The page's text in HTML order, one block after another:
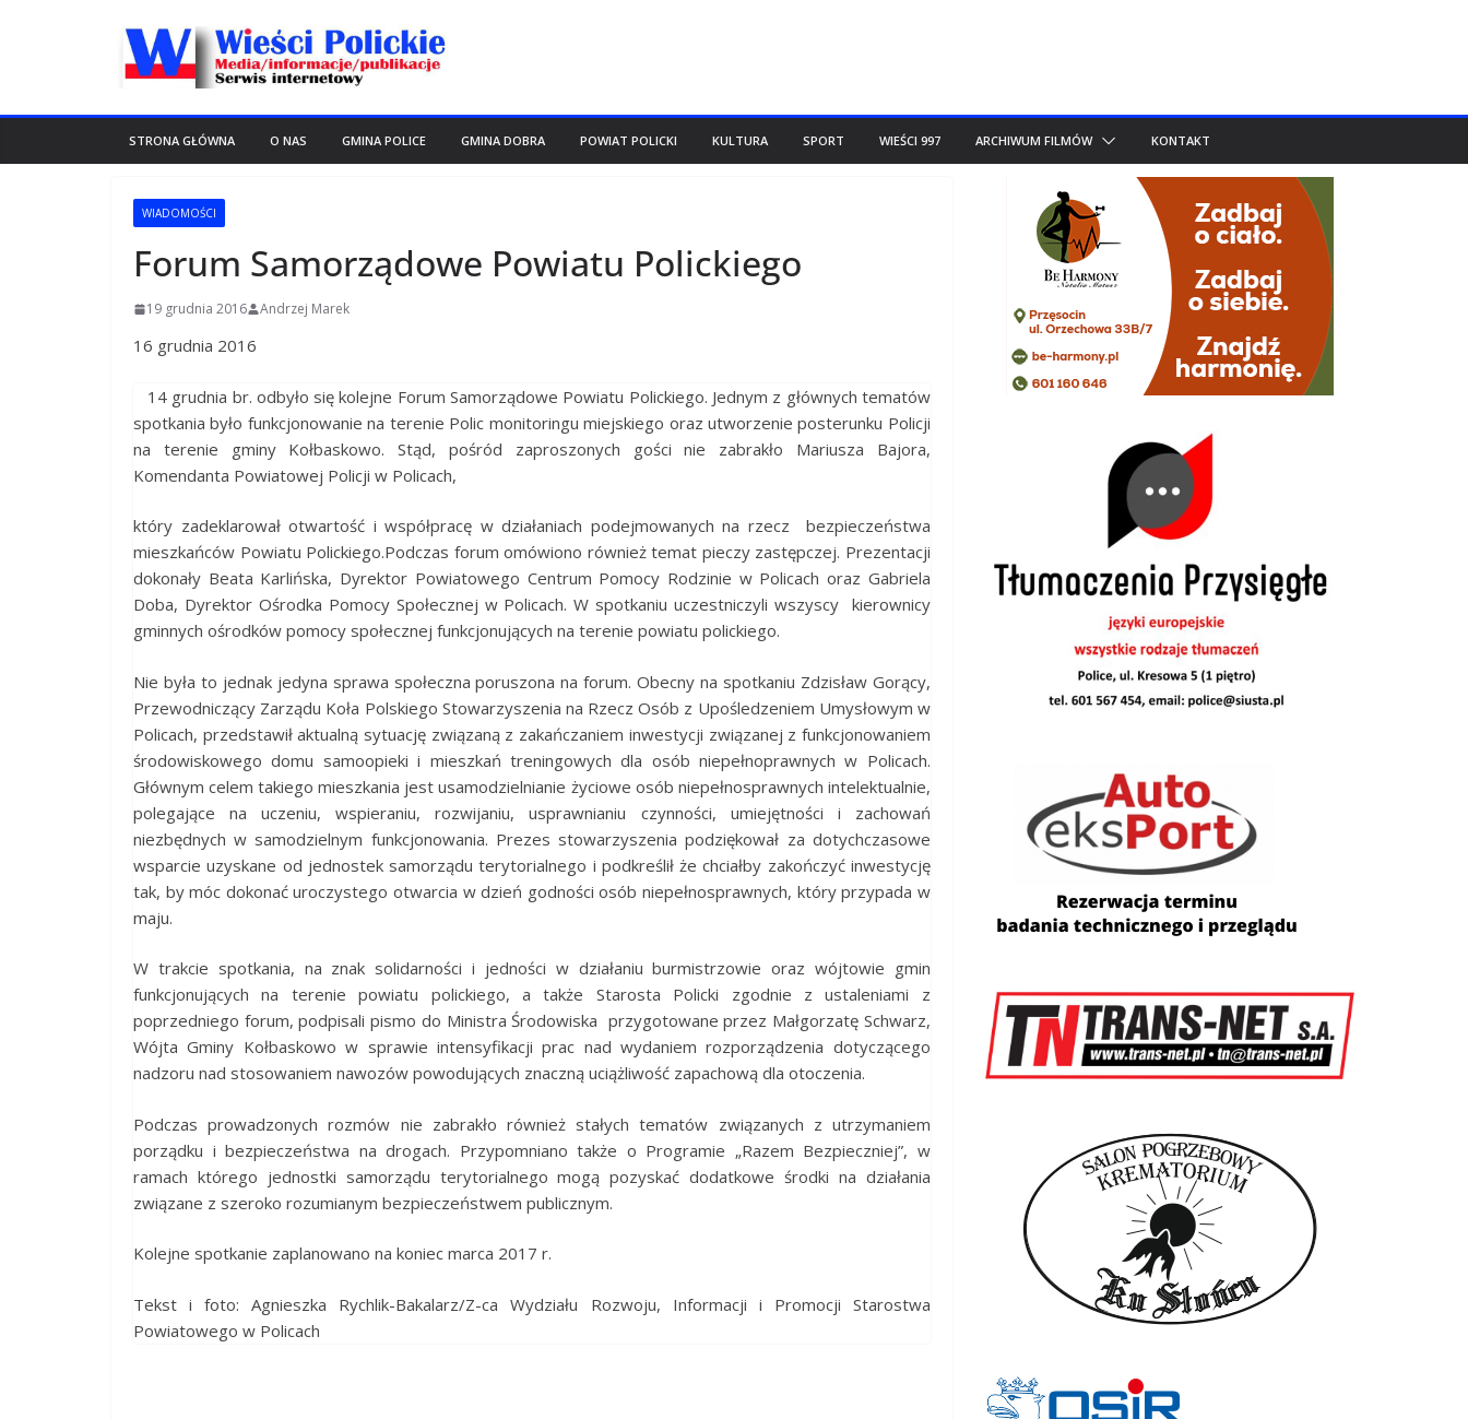
STRONA GŁÓWNA O NAS GMINA POLICE GMINA DOBRA POWIAT POLICKI KULTURA SPORT WIEŚCI 997 ARCHIWUM FILMÓW KONTAKT
WIADOMOŚCI
Forum Samorządowe Powiatu Polickiego
19 grudnia 2016 Andrzej Marek
16 grudnia 2016
14 grudnia br. odbyło się kolejne Forum Samorządowe Powiatu Polickiego. Jednym z głównych tematów
spotkania było funkcjonowanie na terenie Polic monitoringu miejskiego oraz utworzenie posterunku Policji
na terenie gminy Kołbaskowo. Stąd, pośród zaproszonych gości nie zabrakło Mariusza Bajora,
Komendanta Powiatowej Policji w Policach,
który zadeklarował otwartość i współpracę w działaniach podejmowanych na rzecz bezpieczeństwa
mieszkańców Powiatu Polickiego.Podczas forum omówiono również temat pieczy zastępczej. Prezentacji
dokonały Beata Karlińska, Dyrektor Powiatowego Centrum Pomocy Rodzinie w Policach oraz Gabriela
Doba, Dyrektor Ośrodka Pomocy Społecznej w Policach. W spotkaniu uczestniczyli wszyscy kierownicy
gminnych ośrodków pomocy społecznej funkcjonujących na terenie powiatu polickiego.
Nie była to jednak jedyna sprawa społeczna poruszona na forum. Obecny na spotkaniu Zdzisław Gorący,
Przewodniczący Zarządu Koła Polskiego Stowarzyszenia na Rzecz Osób z Upośledzeniem Umysłowym w
Policach, przedstawił aktualną sytuację związaną z zakańczaniem inwestycji związanej z funkcjonowaniem
środowiskowego domu samoopieki i mieszkań treningowych dla osób niepełnoprawnych w Policach.
Głównym celem takiego mieszkania jest usamodzielnianie życiowe osób niepełnosprawnych intelektualnie,
polegające na uczeniu, wspieraniu, rozwijaniu, usprawnianiu czynności, umiejętności i zachowań
niezbędnych w samodzielnym funkcjonowania. Prezes stowarzyszenia podziękował za dotychczasowe
wsparcie uzyskane od jednostek samorządu terytorialnego i podkreślił że chciałby zakończyć inwestycję
tak, by móc dokonać uroczystego otwarcia w dzień godności osób niepełnosprawnych, który przypada w
maju.
W trakcie spotkania, na znak solidarności i jedności w działaniu burmistrzowie oraz wójtowie gmin
funkcjonujących na terenie powiatu polickiego, a także Starosta Policki zgodnie z ustaleniami z
poprzedniego forum, podpisali pismo do Ministra Środowiska przygotowane przez Małgorzatę Schwarz,
Wójta Gminy Kołbaskowo w sprawie intensyfikacji prac nad wydaniem rozporządzenia dotyczącego
nadzoru nad stosowaniem nawozów powodujących znaczną uciążliwość zapachową dla otoczenia.
Podczas prowadzonych rozmów nie zabrakło również stałych tematów związanych z utrzymaniem
porządku i bezpieczeństwa na drogach. Przypomniano także o Programie „Razem Bezpieczniej”, w
ramach którego jednostki samorządu terytorialnego mogą pozyskać dodatkowe środki na działania
związane z szeroko rozumianym bezpieczeństwem publicznym.
Kolejne spotkanie zaplanowano na koniec marca 2017 r.
Tekst i foto: Agnieszka Rychlik-Bakalarz/Z-ca Wydziału Rozwoju, Informacji i Promocji Starostwa
Powiatowego w Policach